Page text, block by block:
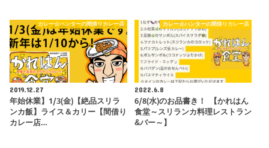
カレー☆ハンターの間借りカレー店
2019.12.27
年始休業】1/3(金)【絶品スリラ
ンカ飯】ライス＆カリー【間借り
カレー店…
カレー☆ハンターの間借りカレー店
2022.6.8
6/8(水)のお品書き！ 【かれはん
食堂～スリランカ料理レストラン
&バー～】